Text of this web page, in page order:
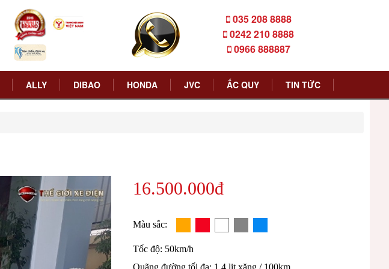
035 208 8888
0242 210 8888
0966 888887
ALLY DIBAO HONDA JVC ẮC QUY TIN TỨC
16.500.000đ
Màu sắc:
Tốc độ: 50km/h
Quãng đường tối đa: 1,4 lit xăng / 100km